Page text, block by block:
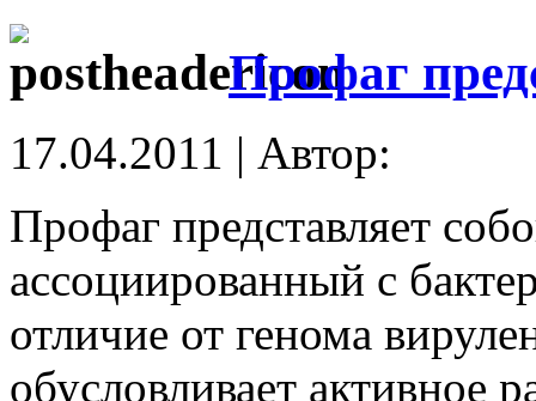
Профаг
17.04.2011 | Автор:
Профаг представляет
ассоциированный с
отличие от генома
обусловливает активное